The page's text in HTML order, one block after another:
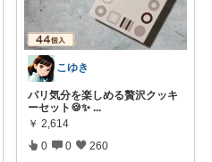
こゆき
パリ気分を楽しめる贅沢クッキ
ーセット🍪✨ ...
￥ 2,614
0 0 260